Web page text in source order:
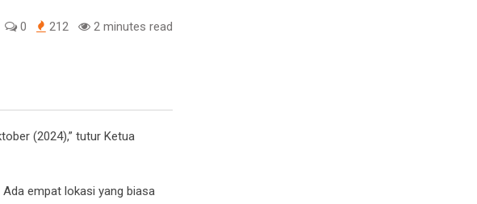
0 212 2 minutes read
(2024),” tutur Ketua
empat lokasi yang biasa